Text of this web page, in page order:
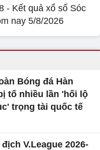
- Kết quả xổ số Sóc
nay 5/8/2026
Bóng đá Hàn
tố nhiều lần 'hối lộ
trọng tài quốc tế
V.League 2026-